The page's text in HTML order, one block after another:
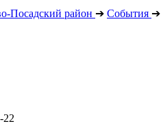
Посадский район ➔ События ➔
22